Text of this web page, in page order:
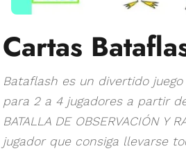
Cartas
Bataflash es un divertido
para 2 a 4 jugadores a partir
BATALLA DE OBSERVACIÓN Y
jugador que consiga llevarse